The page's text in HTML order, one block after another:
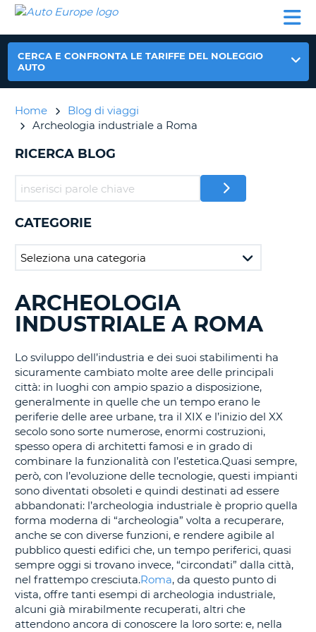
NOLEGGIO
NOLEGGIO
AUTO
EUROPE
NOLEGGIO
CAMPER
PARTNER
AIUTO
MIO
GESTISCI
ITALIA
CERCA E CONFRONTA LE TARIFFE DEL NOLEGGIO
AUTO
Home
Blog di viaggi
Archeologia industriale a Roma
RICERCA BLOG
CATEGORIE
RICERCA
BLOG
IN
CORSO......
ARCHEOLOGIA
INDUSTRIALE A ROMA
Lo sviluppo dell’industria e dei suoi stabilimenti ha
sicuramente cambiato molte aree delle principali
città: in luoghi con ampio spazio a disposizione,
generalmente in quelle che un tempo erano le
periferie delle aree urbane, tra il XIX e l’inizio del XX
secolo sono sorte numerose, enormi costruzioni,
spesso opera di architetti famosi e in grado di
combinare la funzionalità con l’estetica.Quasi sempre,
però, con l’evoluzione delle tecnologie, questi impianti
sono diventati obsoleti e quindi destinati ad essere
abbandonati: l’archeologia industriale è proprio quella
forma moderna di “archeologia” volta a recuperare,
anche se con diverse funzioni, e rendere agibile al
pubblico questi edifici che, un tempo periferici, quasi
sempre oggi si trovano invece, “circondati” dalla città,
nel frattempo cresciuta.Roma, da questo punto di
vista, offre tanti esempi di archeologia industriale,
alcuni già mirabilmente recuperati, altri che
attendono ancora di conoscere la loro sorte: e, nella